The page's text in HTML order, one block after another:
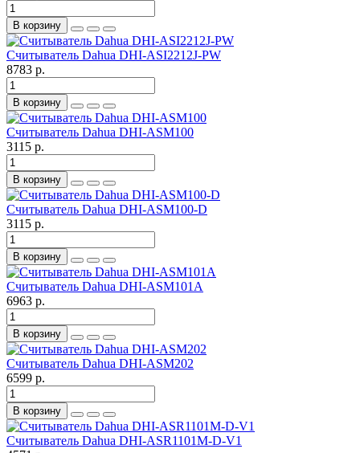
В корзину
Считыватель Dahua DHI-ASI2212J-PW
8783 р.
В корзину
Считыватель Dahua DHI-ASM100
3115 р.
В корзину
Считыватель Dahua DHI-ASM100-D
3115 р.
В корзину
Считыватель Dahua DHI-ASM101A
6963 р.
В корзину
Считыватель Dahua DHI-ASM202
6599 р.
В корзину
Считыватель Dahua DHI-ASR1101M-D-V1